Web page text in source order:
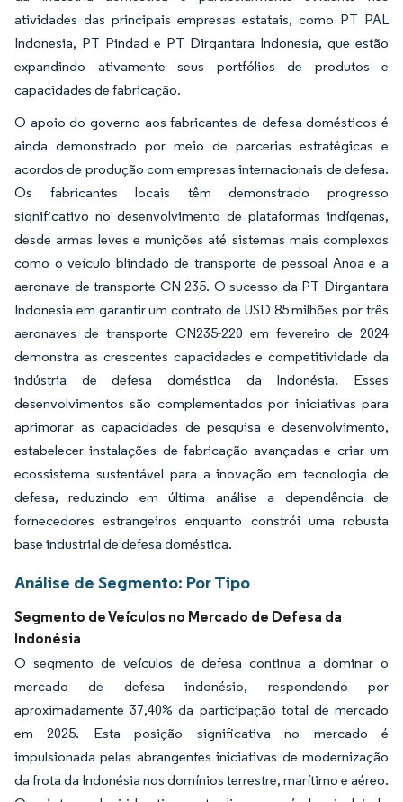
atividades das principais empresas estatais, como PT PAL
Indonesia, PT Pindad e PT Dirgantara Indonesia, que estão
expandindo ativamente seus portfólios de produtos e
capacidades de fabricação.
O apoio do governo aos fabricantes de defesa domésticos é
ainda demonstrado por meio de parcerias estratégicas e
acordos de produção com empresas internacionais de defesa.
Os fabricantes locais têm demonstrado progresso
significativo no desenvolvimento de plataformas indígenas,
desde armas leves e munições até sistemas mais complexos
como o veículo blindado de transporte de pessoal Anoa e a
aeronave de transporte CN-235. O sucesso da PT Dirgantara
Indonesia em garantir um contrato de USD 85 milhões por três
aeronaves de transporte CN235-220 em fevereiro de 2024
demonstra as crescentes capacidades e competitividade da
indústria de defesa doméstica da Indonésia. Esses
desenvolvimentos são complementados por iniciativas para
aprimorar as capacidades de pesquisa e desenvolvimento,
estabelecer instalações de fabricação avançadas e criar um
ecossistema sustentável para a inovação em tecnologia de
defesa, reduzindo em última análise a dependência de
fornecedores estrangeiros enquanto constrói uma robusta
base industrial de defesa doméstica.
Análise de Segmento: Por Tipo
Segmento de Veículos no Mercado de Defesa da
Indonésia
O segmento de veículos de defesa continua a dominar o
mercado de defesa indonésio, respondendo por
aproximadamente 37,40% da participação total de mercado
em 2025. Esta posição significativa no mercado é
impulsionada pelas abrangentes iniciativas de modernização
da frota da Indonésia nos domínios terrestre, marítimo e aéreo.